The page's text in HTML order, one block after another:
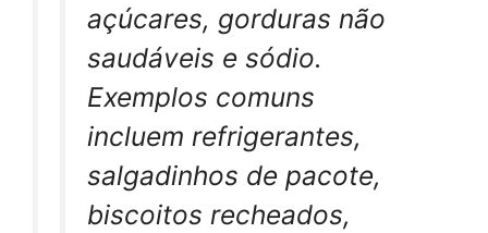
açúcares, gorduras não
saudáveis e sódio.
Exemplos comuns
incluem refrigerantes,
salgadinhos de pacote,
biscoitos recheados,